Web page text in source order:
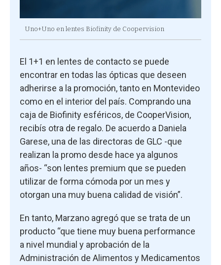
Uno+Uno en lentes Biofinity de Coopervision
El 1+1 en lentes de contacto se puede
encontrar en todas las ópticas que deseen
adherirse a la promoción, tanto en Montevideo
como en el interior del país. Comprando una
caja de Biofinity esféricos, de CooperVision,
recibís otra de regalo. De acuerdo a Daniela
Garese, una de las directoras de GLC -que
realizan la promo desde hace ya algunos
años- “son lentes premium que se pueden
utilizar de forma cómoda por un mes y
otorgan una muy buena calidad de visión”.
En tanto, Marzano agregó que se trata de un
producto “que tiene muy buena performance
a nivel mundial y aprobación de la
Administración de Alimentos y Medicamentos